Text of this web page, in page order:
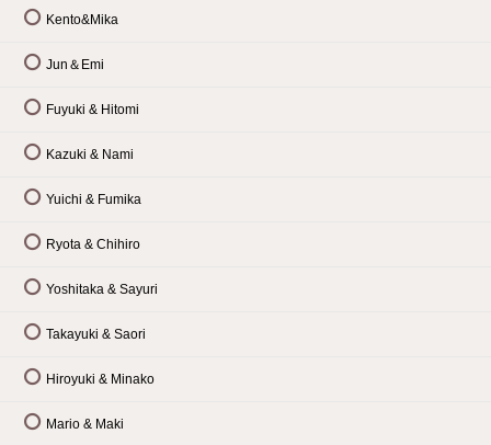
Kento&Mika
Jun＆Emi
Fuyuki & Hitomi
Kazuki & Nami
Yuichi & Fumika
Ryota & Chihiro
Yoshitaka & Sayuri
Takayuki & Saori
Hiroyuki & Minako
Mario & Maki